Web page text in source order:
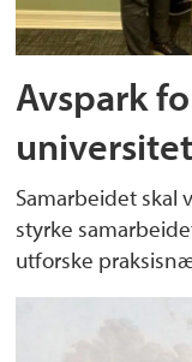
Avspark
Samarbeidet
styrke
utforske